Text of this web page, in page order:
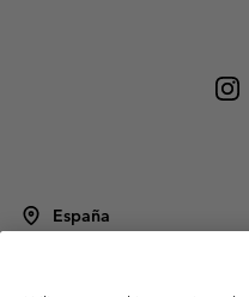
España